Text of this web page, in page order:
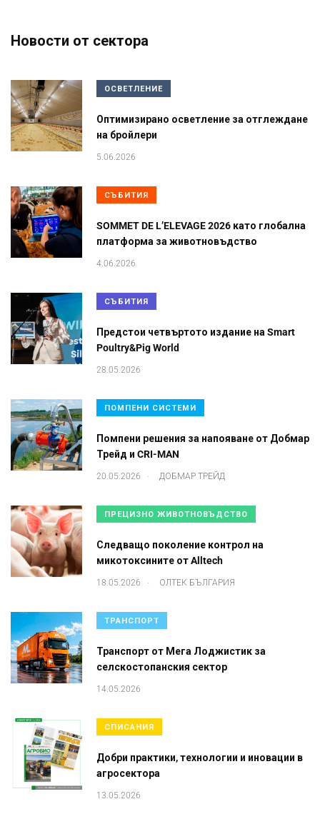
Новости от сектора
ОСВЕТЛЕНИЕ
Оптимизирано осветление за отглеждане
на бройлери
5.06.2026
СЪБИТИЯ
SOMMET DE L’ELEVAGE 2026 като глобална
платформа за животновъдство
4.06.2026
СЪБИТИЯ
Предстои четвъртото издание на Smart
Poultry&Pig World
28.05.2026
ПОМПЕНИ СИСТЕМИ
Помпени решения за напояване от Добмар
Трейд и CRI-MAN
20.05.2026 . ДОБМАР ТРЕЙД
ПРЕЦИЗНО ЖИВОТНОВЪДСТВО
Следващо поколение контрол на
микотоксините от Alltech
18.05.2026 . ОЛТЕК БЪЛГАРИЯ
ТРАНСПОРТ
Транспорт от Мега Лоджистик за
селскостопанския сектор
14.05.2026
СПИСАНИЯ
Добри практики, технологии и иновации в
агросектора
13.05.2026